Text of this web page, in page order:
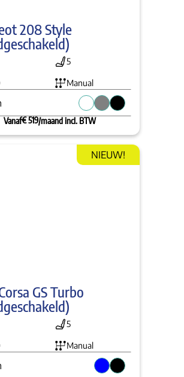
208 Style
5
Manual
Vanaf€ 519/maand incl. BTW
NIEUW!
GS Turbo
5
Manual